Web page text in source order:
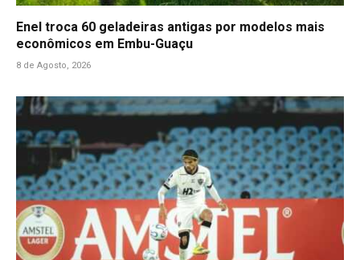
Enel troca 60 geladeiras antigas por modelos mais
econômicos em Embu-Guaçu
8 de Agosto, 2026